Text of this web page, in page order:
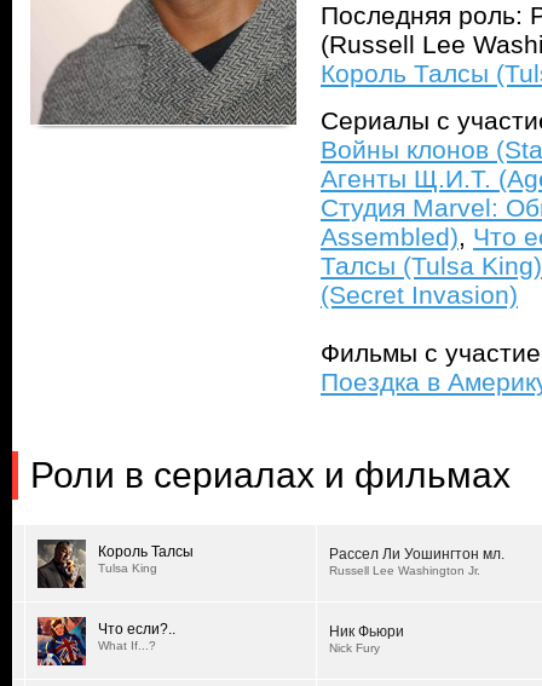
Последняя роль:
(Russell Lee
Король Талсы
Сериалы с
Войны клонов
Агенты Щ.И.Т.
Студия Marvel:
Assembled), Что
Талсы (Tulsa King)
(Secret Invasion)
Фильмы с
Поездка в
Роли в сериалах и фильмах
Король Талсы
Tulsa King
Рассел Ли Уошингтон мл.
Russell Lee Washington Jr.
Что если?..
What If...?
Ник Фьюри
Nick Fury